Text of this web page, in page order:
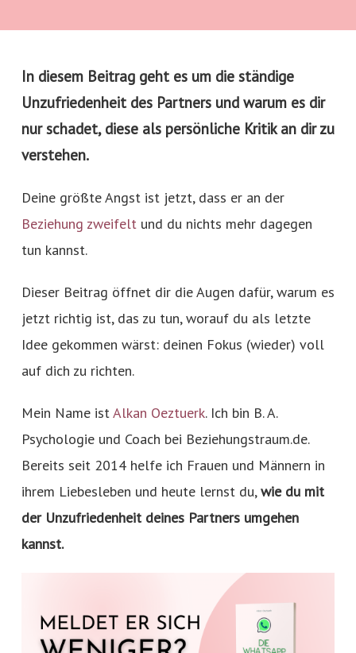
In diesem Beitrag geht es um die ständige
Unzufriedenheit des Partners und warum es dir
nur schadet, diese als persönliche Kritik an dir zu
verstehen.
Deine größte Angst ist jetzt, dass er an der
Beziehung zweifelt und du nichts mehr dagegen
tun kannst.
Dieser Beitrag öffnet dir die Augen dafür, warum es
jetzt richtig ist, das zu tun, worauf du als letzte
Idee gekommen wärst: deinen Fokus (wieder) voll
auf dich zu richten.
Mein Name istAlkan Oeztuerk. Ich bin B. A.
Psychologie und Coach bei Beziehungstraum.de.
Bereits seit 2014 helfe ich Frauen und Männern in
ihrem Liebesleben und heute lernst du,wie du mit
der Unzufriedenheit deines Partners umgehen
kannst.